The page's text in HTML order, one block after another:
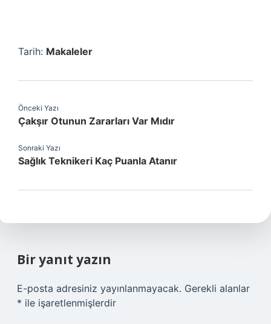
Tarih: Makaleler
Önceki Yazı
Çakşır Otunun Zararları Var Mıdır
Sonraki Yazı
Sağlık Teknikeri Kaç Puanla Atanır
Bir yanıt yazın
E-posta adresiniz yayınlanmayacak. Gerekli alanlar
* ile işaretlenmişlerdir